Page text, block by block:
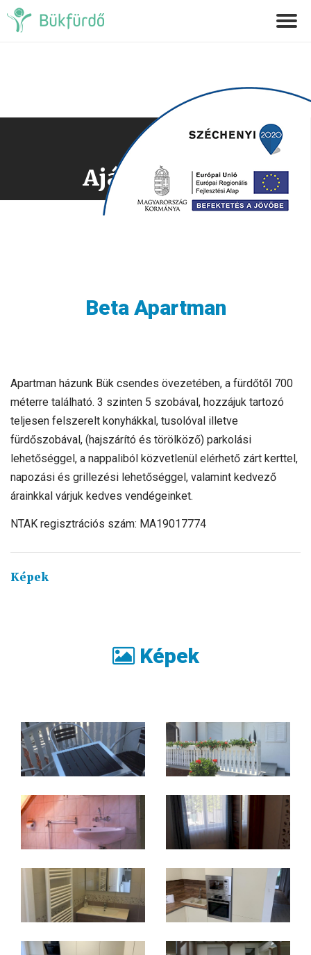
Ajánlatkérés
Beta Apartman
Apartman házunk Bük csendes övezetében, a fürdőtől 700
méterre található. 3 szinten 5 szobával, hozzájuk tartozó
teljesen felszerelt konyhákkal, tusolóval illetve
fürdőszobával, (hajszárító és törölköző) parkolási
lehetőséggel, a nappaliból közvetlenül elérhető zárt kerttel,
napozási és grillezési lehetőséggel, valamint kedvező
árainkkal várjuk kedves vendégeinket.
NTAK regisztrációs szám: MA19017774
Képek
Képek